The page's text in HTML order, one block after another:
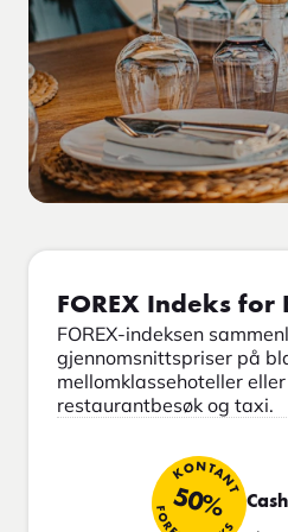
FOREX Indeks for
FOREX-indeksen
gjennomsnittspriser på
mellomklassehoteller
restaurantbesøk og taxi.
KONTANT
50%